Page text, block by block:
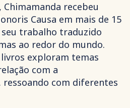
recebeu
Causa em mais de 15
trabalho traduzido
ao redor do mundo.
exploram temas
com a
com diferentes